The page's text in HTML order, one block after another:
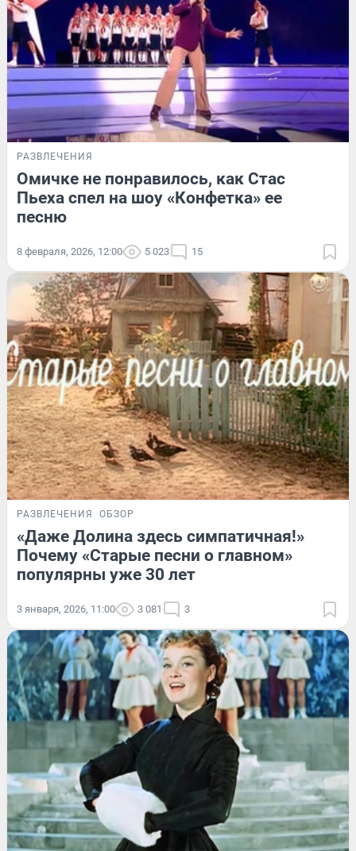
РАЗВЛЕЧЕНИЯ
Омичке не понравилось, как Стас
Пьеха спел на шоу «Конфетка» ее
песню
8 февраля, 2026, 12:00 5 023 15
РАЗВЛЕЧЕНИЯ ОБЗОР
«Даже Долина здесь симпатичная!»
Почему «Старые песни о главном»
популярны уже 30 лет
3 января, 2026, 11:00 3 081 3